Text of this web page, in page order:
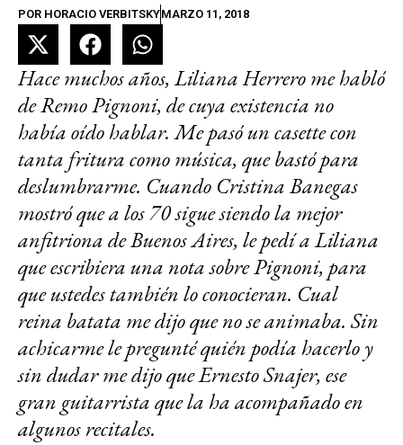
POR HORACIO VERBITSKYMARZO 11, 2018
Hace muchos años, Liliana Herrero me habló
de Remo Pignoni, de cuya existencia no
había oído hablar. Me pasó un casette con
tanta fritura como música, que bastó para
deslumbrarme. Cuando Cristina Banegas
mostró que a los 70 sigue siendo la mejor
anfitriona de Buenos Aires, le pedí a Liliana
que escribiera una nota sobre Pignoni, para
que ustedes también lo conocieran. Cual
reina batata me dijo que no se animaba. Sin
achicarme le pregunté quién podía hacerlo y
sin dudar me dijo que Ernesto Snajer, ese
gran guitarrista que la ha acompañado en
algunos recitales.